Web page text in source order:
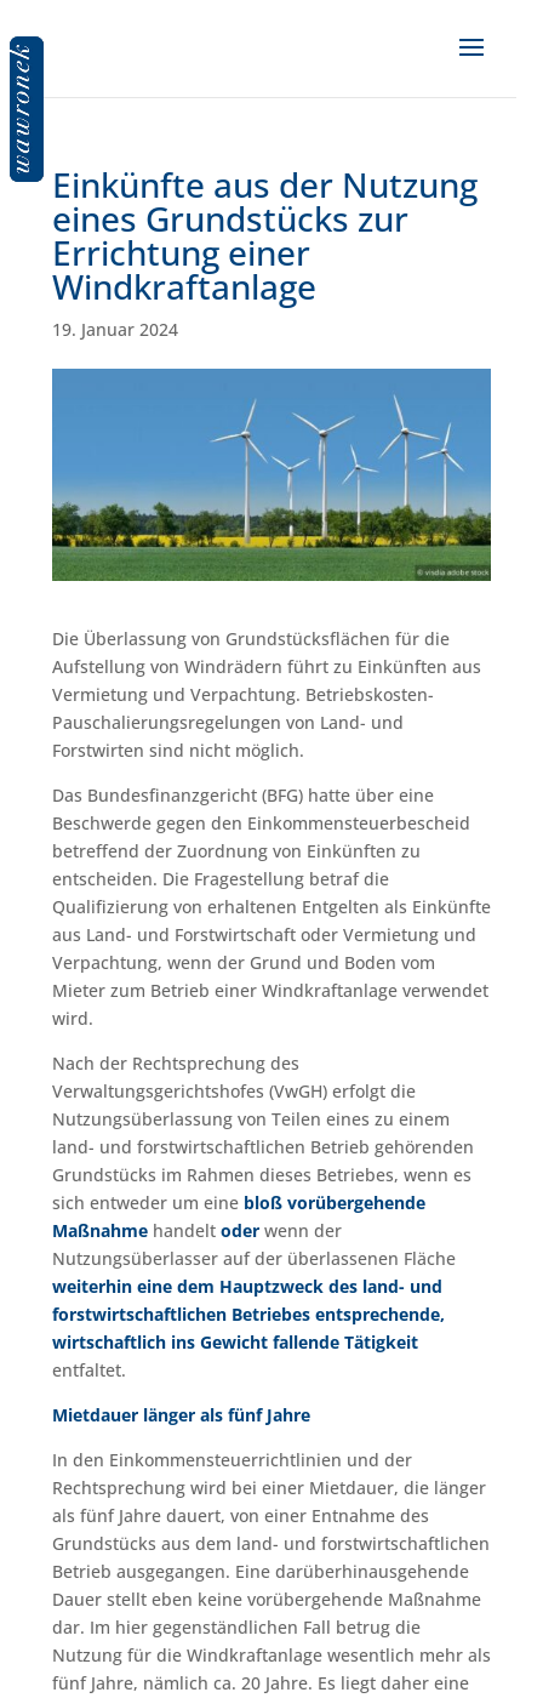
Einkünfte aus der Nutzung
eines Grundstücks zur
Errichtung einer
Windkraftanlage
19. Januar 2024
Die Überlassung von Grundstücksflächen für die
Aufstellung von Windrädern führt zu Einkünften aus
Vermietung und Verpachtung. Betriebskosten-
Pauschalierungsregelungen von Land- und
Forstwirten sind nicht möglich.
Das Bundesfinanzgericht (BFG) hatte über eine
Beschwerde gegen den Einkommensteuerbescheid
betreffend der Zuordnung von Einkünften zu
entscheiden. Die Fragestellung betraf die
Qualifizierung von erhaltenen Entgelten als Einkünfte
aus Land- und Forstwirtschaft oder Vermietung und
Verpachtung, wenn der Grund und Boden vom
Mieter zum Betrieb einer Windkraftanlage verwendet
wird.
Nach der Rechtsprechung des
Verwaltungsgerichtshofes (VwGH) erfolgt die
Nutzungsüberlassung von Teilen eines zu einem
land- und forstwirtschaftlichen Betrieb gehörenden
Grundstücks im Rahmen dieses Betriebes, wenn es
sich entweder um eine bloß vorübergehende
Maßnahmehandelt oderwenn der
Nutzungsüberlasser auf der überlassenen Fläche
weiterhin eine dem Hauptzweck des land- und
forstwirtschaftlichen Betriebes entsprechende,
wirtschaftlich ins Gewicht fallende Tätigkeit
entfaltet.
Mietdauer länger als fünf Jahre
In den Einkommensteuerrichtlinien und der
Rechtsprechung wird bei einer Mietdauer, die länger
als fünf Jahre dauert, von einer Entnahme des
Grundstücks aus dem land- und forstwirtschaftlichen
Betrieb ausgegangen. Eine darüberhinausgehende
Dauer stellt eben keine vorübergehende Maßnahme
dar. Im hier gegenständlichen Fall betrug die
Nutzung für die Windkraftanlage wesentlich mehr als
fünf Jahre, nämlich ca. 20 Jahre. Es liegt daher eine